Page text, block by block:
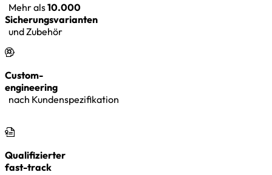
Mehr als10.000
Sicherungsvarianten
und Zubehör
Custom-
engineering
nach Kundenspezifikation
Qualifizierter
fast-track